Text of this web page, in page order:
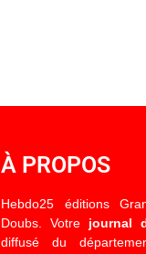
À PROPOS
Hebdo25 éditions
Doubs. Votre journal
diffusé du